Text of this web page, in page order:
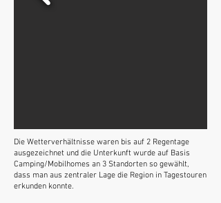
Die Wetterverhältnisse waren bis auf 2 Regentage
ausgezeichnet und die Unterkunft wurde auf Basis
Camping/Mobilhomes an 3 Standorten so gewählt,
dass man aus zentraler Lage die Region in Tagestouren
erkunden konnte.